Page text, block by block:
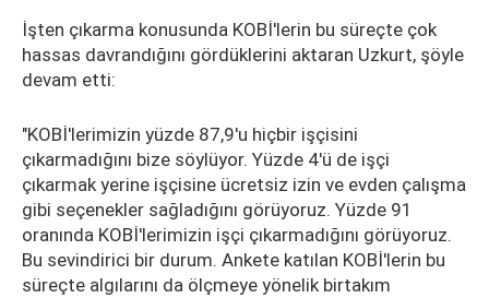
İşten çıkarma konusunda KOBİ'lerin bu süreçte çok
hassas davrandığını gördüklerini aktaran Uzkurt, şöyle
devam etti:
"KOBİ'lerimizin yüzde 87,9'u hiçbir işçisini
çıkarmadığını bize söylüyor. Yüzde 4'ü de işçi
çıkarmak yerine işçisine ücretsiz izin ve evden çalışma
gibi seçenekler sağladığını görüyoruz. Yüzde 91
oranında KOBİ'lerimizin işçi çıkarmadığını görüyoruz.
Bu sevindirici bir durum. Ankete katılan KOBİ'lerin bu
süreçte algılarını da ölçmeye yönelik birtakım